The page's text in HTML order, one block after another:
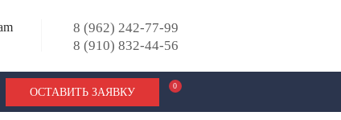
8 (962) 242-77-99
8 (910) 832-44-56
ОСТАВИТЬ ЗАЯВКУ
0